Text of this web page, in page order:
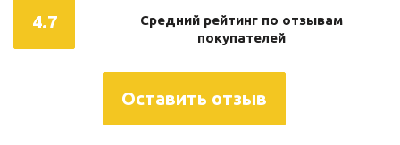
4.7
Средний рейтинг по отзывам
покупателей
Оставить отзыв